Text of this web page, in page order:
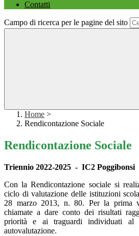
Contatti
Campo di ricerca per le pagine del sito
Home >
Rendicontazione Sociale
Rendicontazione Sociale
Triennio 2022-2025 - IC2 Poggibonsi
Con la Rendicontazione sociale si
ciclo di valutazione delle istituzioni
28 marzo 2013, n. 80. Per la prima
chiamate a dare conto dei risultati
priorità e ai traguardi individuati al
autovalutazione.